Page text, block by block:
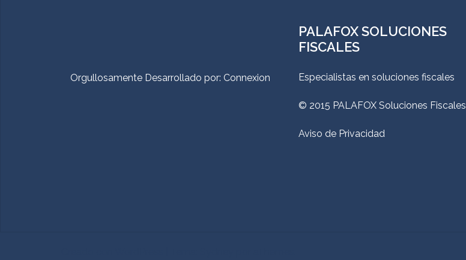
Orgullosamente Desarrollado por: Connexion
PALAFOX SOLUCIONES
FISCALES
Especialistas en soluciones fiscales
© 2015 PALAFOX Soluciones Fiscales
Aviso de Privacidad